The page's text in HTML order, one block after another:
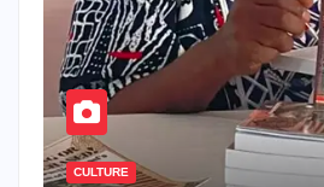
CULTURE